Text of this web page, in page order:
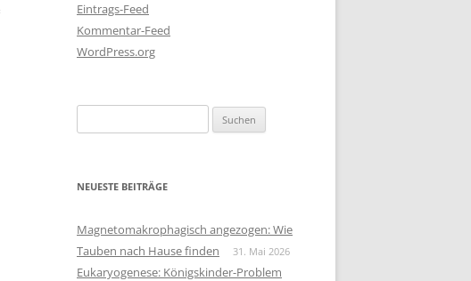
Eintrags-Feed
Kommentar-Feed
WordPress.org
nach:
NEUESTE BEITRÄGE
Magnetomakrophagisch angezogen: Wie
Tauben nach Hause finden
31. Mai 2026
Eukaryogenese: Königskinder-Problem